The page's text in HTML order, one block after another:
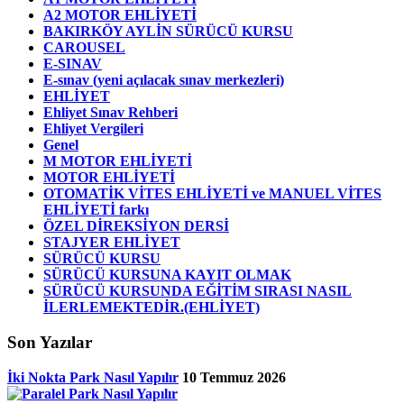
A2 MOTOR EHLİYETİ
BAKIRKÖY AYLİN SÜRÜCÜ KURSU
CAROUSEL
E-SINAV
E-sınav (yeni açılacak sınav merkezleri)
EHLİYET
Ehliyet Sınav Rehberi
Ehliyet Vergileri
Genel
M MOTOR EHLİYETİ
MOTOR EHLİYETİ
OTOMATİK VİTES EHLİYETİ ve MANUEL VİTES
EHLİYETİ farkı
ÖZEL DİREKSİYON DERSİ
STAJYER EHLİYET
SÜRÜCÜ KURSU
SÜRÜCÜ KURSUNA KAYIT OLMAK
SÜRÜCÜ KURSUNDA EĞİTİM SIRASI NASIL
İLERLEMEKTEDİR.(EHLİYET)
Son Yazılar
İki Nokta Park Nasıl Yapılır 10 Temmuz 2026